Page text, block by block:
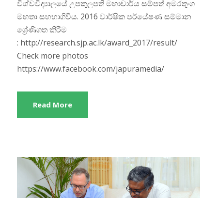
විශ්වවිද්‍යාලයේ උපකුලපති මහාචාර්ය සම්පත් අමරතුංග
මහතා සහභාගිවිය. 2016 වාර්ෂික පර්යේෂණ සම්මාන
ශ්‍රේණිගත කිරීම
: http://research.sjp.ac.lk/award_2017/result/
Check more photos
https://www.facebook.com/japuramedia/
Read More